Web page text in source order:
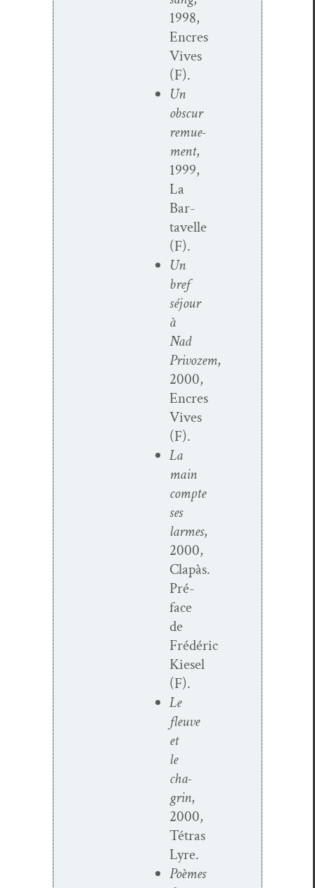
1998,
Encres
Vives
(F).
Un
obscur
remue­
ment,
1999,
La
Bar­
tavelle
(F).
Un
bref
séjour
à
Nad
Privozem,
2000,
Encres
Vives
(F).
La
main
compte
ses
larmes,
2000,
Clapàs.
Pré­
face
de
Frédéric
Kiesel
(F).
Le
fleuve
et
le
cha­
grin,
2000,
Tétras
Lyre.
Poèmes